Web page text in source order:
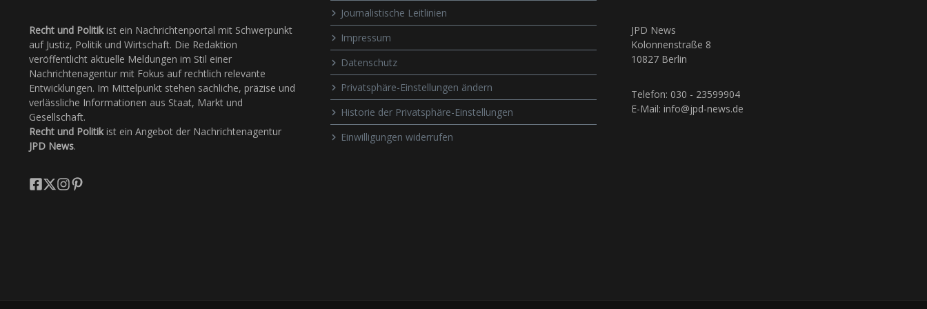
Recht und Politikist ein Nachrichtenportal mit Schwerpunkt
auf Justiz, Politik und Wirtschaft. Die Redaktion
veröffentlicht aktuelle Meldungen im Stil einer
Nachrichtenagentur mit Fokus auf rechtlich relevante
Entwicklungen. Im Mittelpunkt stehen sachliche, präzise und
verlässliche Informationen aus Staat, Markt und
Gesellschaft.
Recht und Politikist ein Angebot der Nachrichtenagentur
JPD News.
Journalistische Leitlinien
Impressum
Datenschutz
Privatsphäre-Einstellungen ändern
Historie der Privatsphäre-Einstellungen
Einwilligungen widerrufen
JPD News
Kolonnenstraße 8
10827 Berlin
Telefon: 030 - 23599904
E-Mail: info@jpd-news.de